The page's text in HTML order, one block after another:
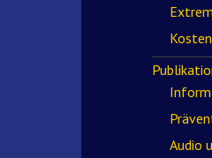
Kosten
Audio